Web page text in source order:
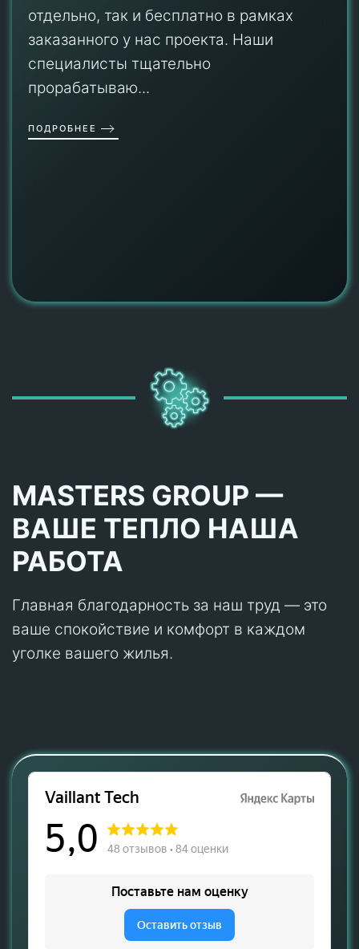
отдельно, так и бесплатно в рамках
заказанного у нас проекта. Наши
специалисты тщательно
прорабатываю...
ПОДРОБНЕЕ
MASTERS GROUP —
ВАШЕ ТЕПЛО НАША
РАБОТА
Главная благодарность за наш труд — это
ваше спокойствие и комфорт в каждом
уголке вашего жилья.